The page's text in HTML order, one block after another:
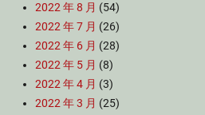
2022 年 8 月 (54)
2022 年 7 月 (26)
2022 年 6 月 (28)
2022 年 5 月 (8)
2022 年 4 月 (3)
2022 年 3 月 (25)